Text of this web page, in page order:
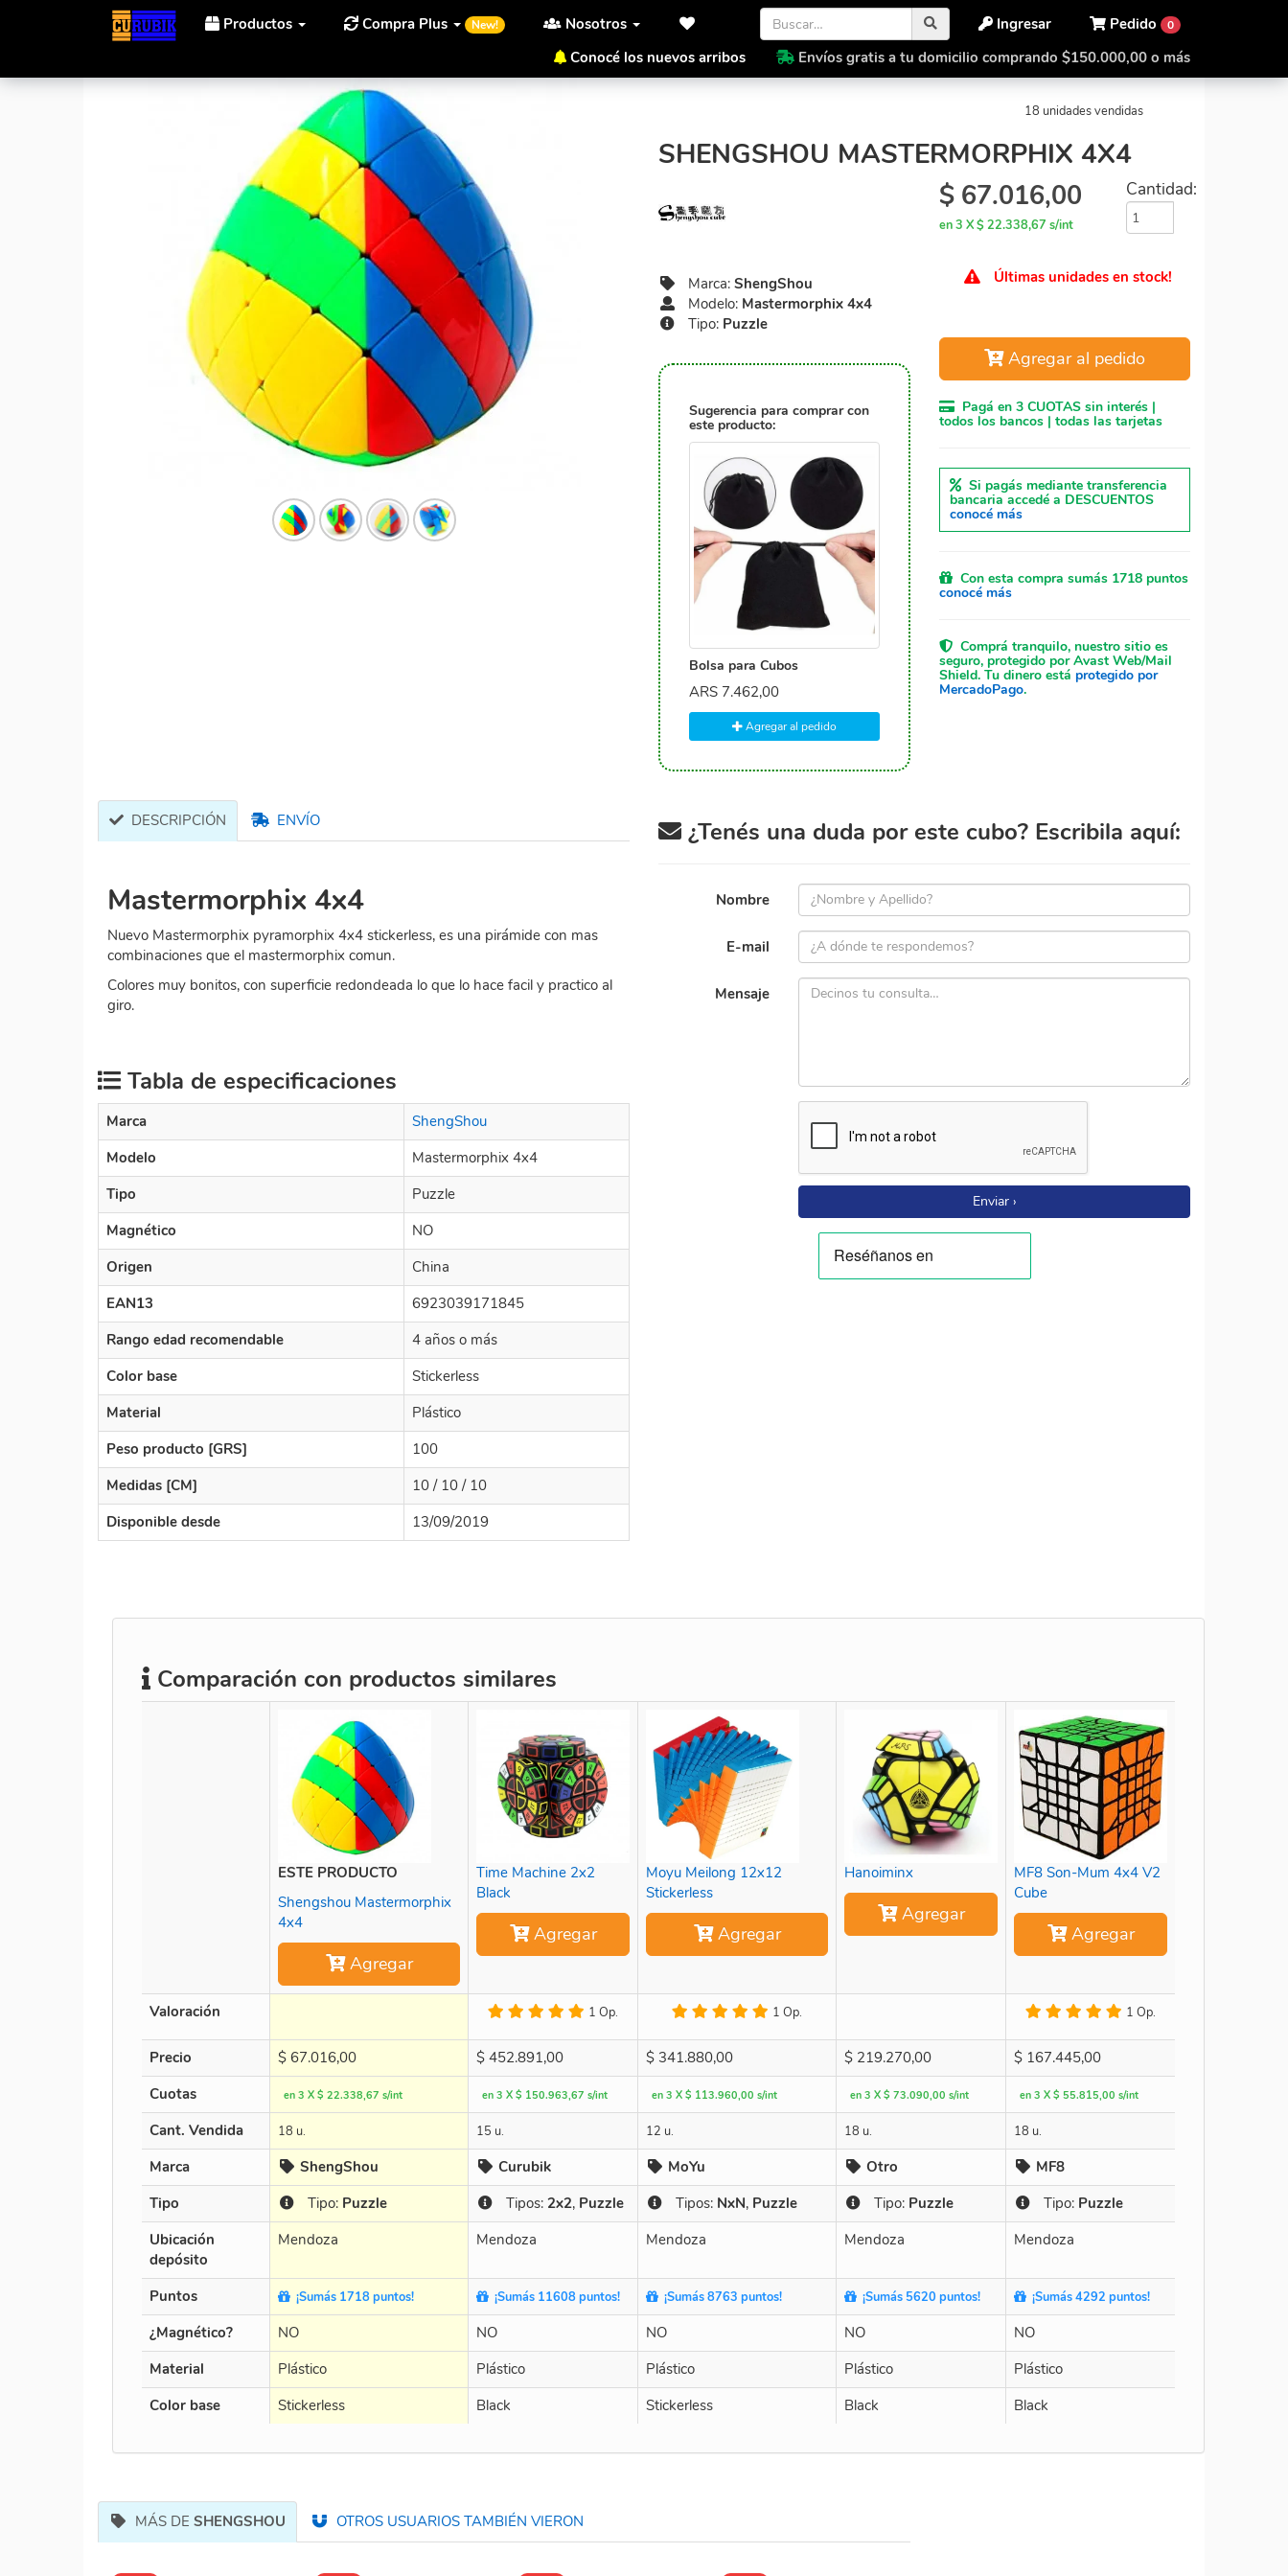
Productos Compra Plus New! Nosotros Pedido 0
Ingresar
Conocé los nuevos arribos
Envíos gratis a tu domicilio comprando $150.000,00 o más
Inicio ShengShou Mastermorphix 4x4 Shengshou Mastermorphix 4x4
18 unidades vendidas
SHENGSHOU MASTERMORPHIX 4X4
Marca: ShengShou
Modelo: Mastermorphix 4x4
Tipo: Puzzle
Sugerencia para comprar con
este producto:
Bolsa para Cubos
ARS 7.462,00
Agregar al pedido
$ 67.016,00
en 3 X $ 22.338,67 s/int
Cantidad:
Últimas unidades en stock!
Agregar al pedido
Pagá en 3 CUOTAS sin interés |
todos los bancos | todas las tarjetas
Si pagás mediante transferencia
bancaria accedé a DESCUENTOS
conocé más
Con esta compra sumás 1718 puntos
conocé más
Comprá tranquilo, nuestro sitio es
seguro, protegido por Avast Web/Mail
Shield. Tu dinero está protegido por
MercadoPago.
DESCRIPCIÓN ENVÍO
Mastermorphix 4x4
Nuevo Mastermorphix pyramorphix 4x4 stickerless, es una pirámide con mas
combinaciones que el mastermorphix comun.
Colores muy bonitos, con superficie redondeada lo que lo hace facil y practico al
giro.
Tabla de especificaciones
Marca
ShengShou
Modelo
Mastermorphix 4x4
Tipo
Puzzle
Magnético
NO
Origen
China
EAN13
6923039171845
Rango edad recomendable
4 años o más
Color base
Stickerless
Material
Plástico
Peso producto [GRS]
100
Medidas [CM]
10 / 10 / 10
Disponible desde
13/09/2019
¿Tenés una duda por este cubo? Escribila aquí:
Nombre
E-mail
Mensaje
Enviar ›
Comparación con productos similares
ESTE PRODUCTO
Shengshou Mastermorphix
4x4
Agregar
Time Machine 2x2
Black
Agregar
Moyu Meilong 12x12
Stickerless
Agregar
Hanoiminx
Agregar
MF8 Son-Mum 4x4 V2
Cube
Agregar
Valoración 1 Op. 1 Op. 1 Op.
Precio $ 67.016,00 $ 452.891,00 $ 341.880,00 $ 219.270,00 $ 167.445,00
Cuotas
en 3 X $ 22.338,67 s/int en 3 X $ 150.963,67 s/int en 3 X $ 113.960,00 s/int en 3 X $ 73.090,00 s/int en 3 X $ 55.815,00 s/int
Cant. Vendida 18 u. 15 u. 12 u. 18 u. 18 u.
Marca ShengShou Curubik MoYu Otro
MF8
Tipo
Tipo: Puzzle Tipos: 2x2, Puzzle Tipos: NxN, Puzzle Tipo: Puzzle Tipo: Puzzle
Ubicación
depósito
Mendoza Mendoza Mendoza Mendoza Mendoza
Puntos ¡Sumás 1718 puntos! ¡Sumás 11608 puntos! ¡Sumás 8763 puntos! ¡Sumás 5620 puntos! ¡Sumás 4292 puntos!
¿Magnético? NO NO NO NO
NO
Material
Plástico Plástico Plástico Plástico
Plástico
Color base
Stickerless Black Stickerless Black Black
MÁS DE SHENGSHOU OTROS USUARIOS TAMBIÉN VIERON